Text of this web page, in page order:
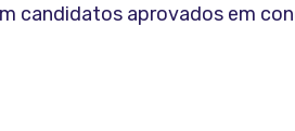
candidatos aprovados em